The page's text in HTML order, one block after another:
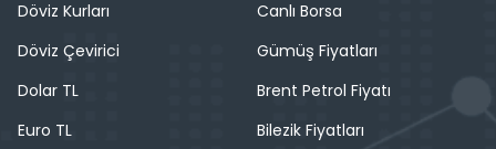
Döviz Kurları
Döviz Çevirici
Dolar TL
Euro TL
Canlı Borsa
Gümüş Fiyatları
Brent Petrol Fiyatı
Bilezik Fiyatları